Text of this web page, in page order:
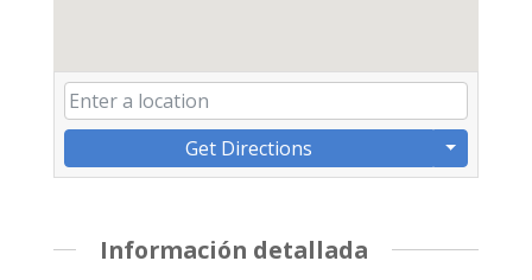
Get Directions
Información detallada